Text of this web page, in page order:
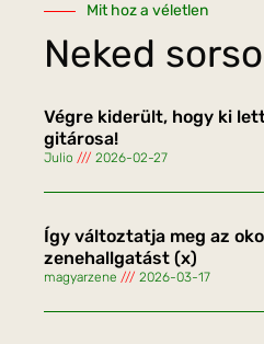
Mit hoz a véletlen
Neked
Végre kiderült, hogy ki
gitárosa!
Julio 2026-02-27
Így változtatja meg az
zenehallgatást (x)
magyarzene 2026-03-17